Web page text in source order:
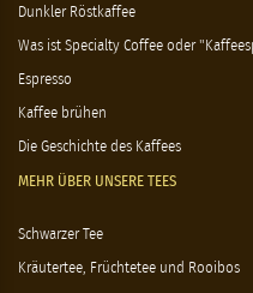
Dunkler Röstkaffee
Was ist Specialty Coffee oder
Espresso
Kaffee brühen
Die Geschichte des Kaffees
MEHR ÜBER UNSERE TEES
Schwarzer Tee
Kräutertee, Früchtetee und Rooibos